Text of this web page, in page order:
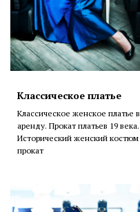
Классическое платье
Классическое женское платье в
аренду. Прокат платьев 19 века.
Исторический женский костюм
прокат